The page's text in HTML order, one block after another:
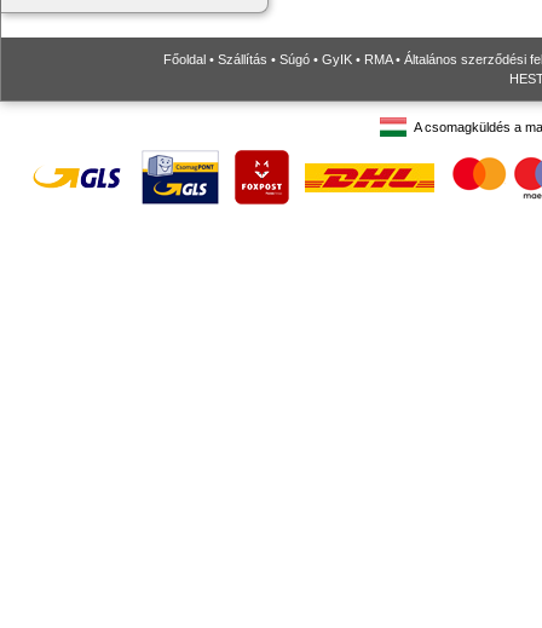
Főoldal • Szállítás • Súgó • GyIK • RMA• Általános szerződési
A csomagküldés a